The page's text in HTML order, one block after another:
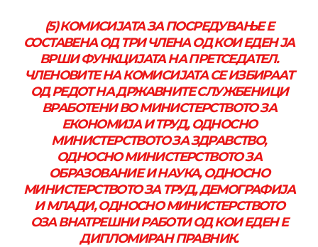
(5) КОМИСИЈАТА ЗА ПОСРЕДУВАЊЕ Е
СОСТАВЕНА ОД ТРИ ЧЛЕНА ОД КОИ ЕДЕН ЈА
ВРШИ ФУНКЦИЈАТА НА ПРЕТСЕДАТЕЛ.
ЧЛЕНОВИТЕ НА КОМИСИЈАТА СЕ ИЗБИРААТ
ОД РЕДОТ НА ДРЖАВНИТЕ СЛУЖБЕНИЦИ
ВРАБОТЕНИ ВО МИНИСТЕРСТВОТО ЗА
ЕКОНОМИЈА И ТРУД, ОДНОСНО
МИНИСТЕРСТВОТО ЗА ЗДРАВСТВО,
ОДНОСНО МИНИСТЕРСТВОТО ЗА
ОБРАЗОВАНИЕ И НАУКА, ОДНОСНО
МИНИСТЕРСТВОТО ЗА ТРУД, ДЕМОГРАФИЈА
И МЛАДИ, ОДНОСНО МИНИСТЕРСТВОТО
ОЗА ВНАТРЕШНИ РАБОТИ ОД КОИ ЕДЕН Е
ДИПЛОМИРАН ПРАВНИК.